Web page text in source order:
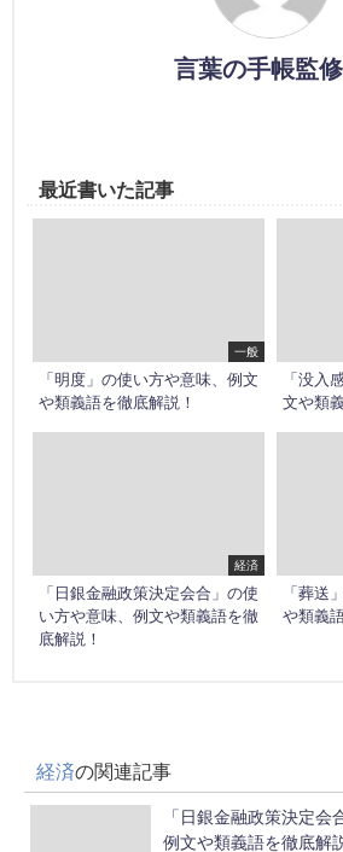
言葉の手帳監
最近書いた記事
一般
「明度」の使い方や意味、例文
や類義語を徹底解説！
「没入
文や類
経済
「日銀金融政策決定会合」の使
い方や意味、例文や類義語を徹
底解説！
「葬送
や類義
経済の関連記事
「日銀金融政策決定会
例文や類義語を徹底解